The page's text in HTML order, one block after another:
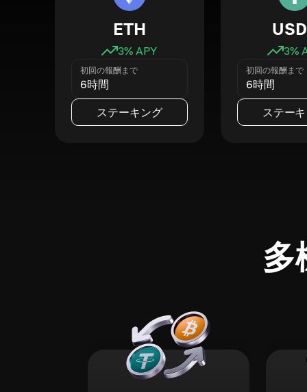
ETH
3% APY
初回の報酬まで
6時間
ステーキング
3%
初回の報酬まで
6時間
ステー
多